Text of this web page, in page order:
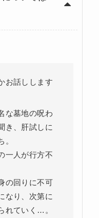
お話しします
な墓地の呪わ
き、肝試しに
。
一人が行方不
の回りに不可
なり、次第に
れていく…。